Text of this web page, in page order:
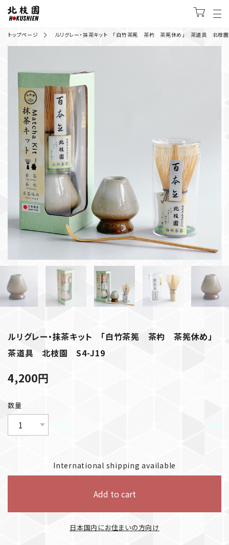
トップページ ルリグレー・抹茶キット 「白竹茶筅 茶杓 茶筅休め」 茶道具 北枝
ルリグレー・抹茶キット 「白竹茶筅 茶杓 茶筅休め」
茶道具 北枝園 S4-J19
4,200円
数量
International shipping available
Add to cart
日本国内にお住まいの方向け